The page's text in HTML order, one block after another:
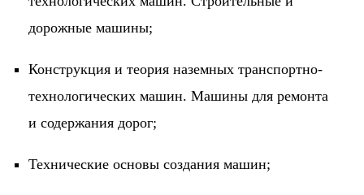
дорожные машины;
Конструкция и теория наземных транспортно-
технологических машин. Машины для ремонта
и содержания дорог;
Технические основы создания машин;